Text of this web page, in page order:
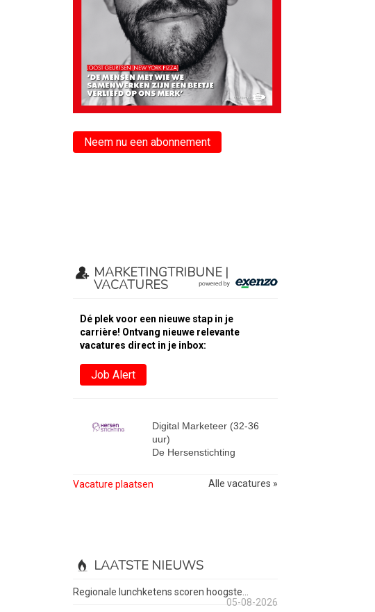
Neem nu een abonnement
MARKETINGTRIBUNE |
VACATURES
Dé plek voor een nieuwe stap in je
carrière! Ontvang nieuwe relevante
vacatures direct in je inbox:
Job Alert
Digital Marketeer (32-36
uur)
De Hersenstichting
Vacature plaatsen Alle vacatures »
LAATSTE NIEUWS
Regionale lunchketens scoren hoogste...
05-08-2026